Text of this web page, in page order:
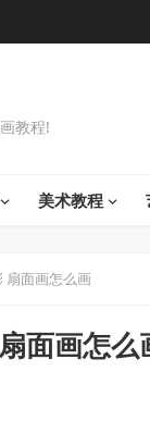
教程!
美术教程
扇面画怎么画
面画怎么